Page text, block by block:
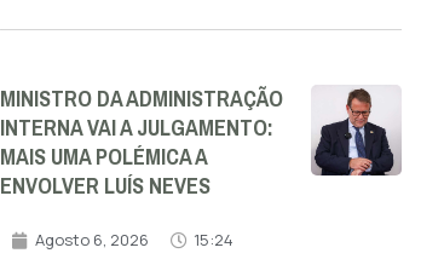
MINISTRO DA ADMINISTRAÇÃO
INTERNA VAI A JULGAMENTO:
MAIS UMA POLÉMICA A
ENVOLVER LUÍS NEVES
Agosto 6, 2026 15:24